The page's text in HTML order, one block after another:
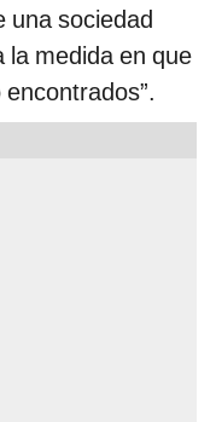
una sociedad
la medida en que